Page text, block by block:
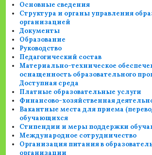
Основные сведения
Структура и органы управления
организацией
Документы
Образование
Руководство
Педагогический состав
Материально-техническое
оснащенность образовательного
Доступная среда
Платные образовательные услуги
Финансово-хозяйственная
Вакантные места для приема
обучающихся
Стипендии и меры поддержки
Международное сотрудничество
Организация питания в
организации